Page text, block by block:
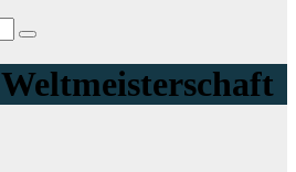
Weltmeisterschaft